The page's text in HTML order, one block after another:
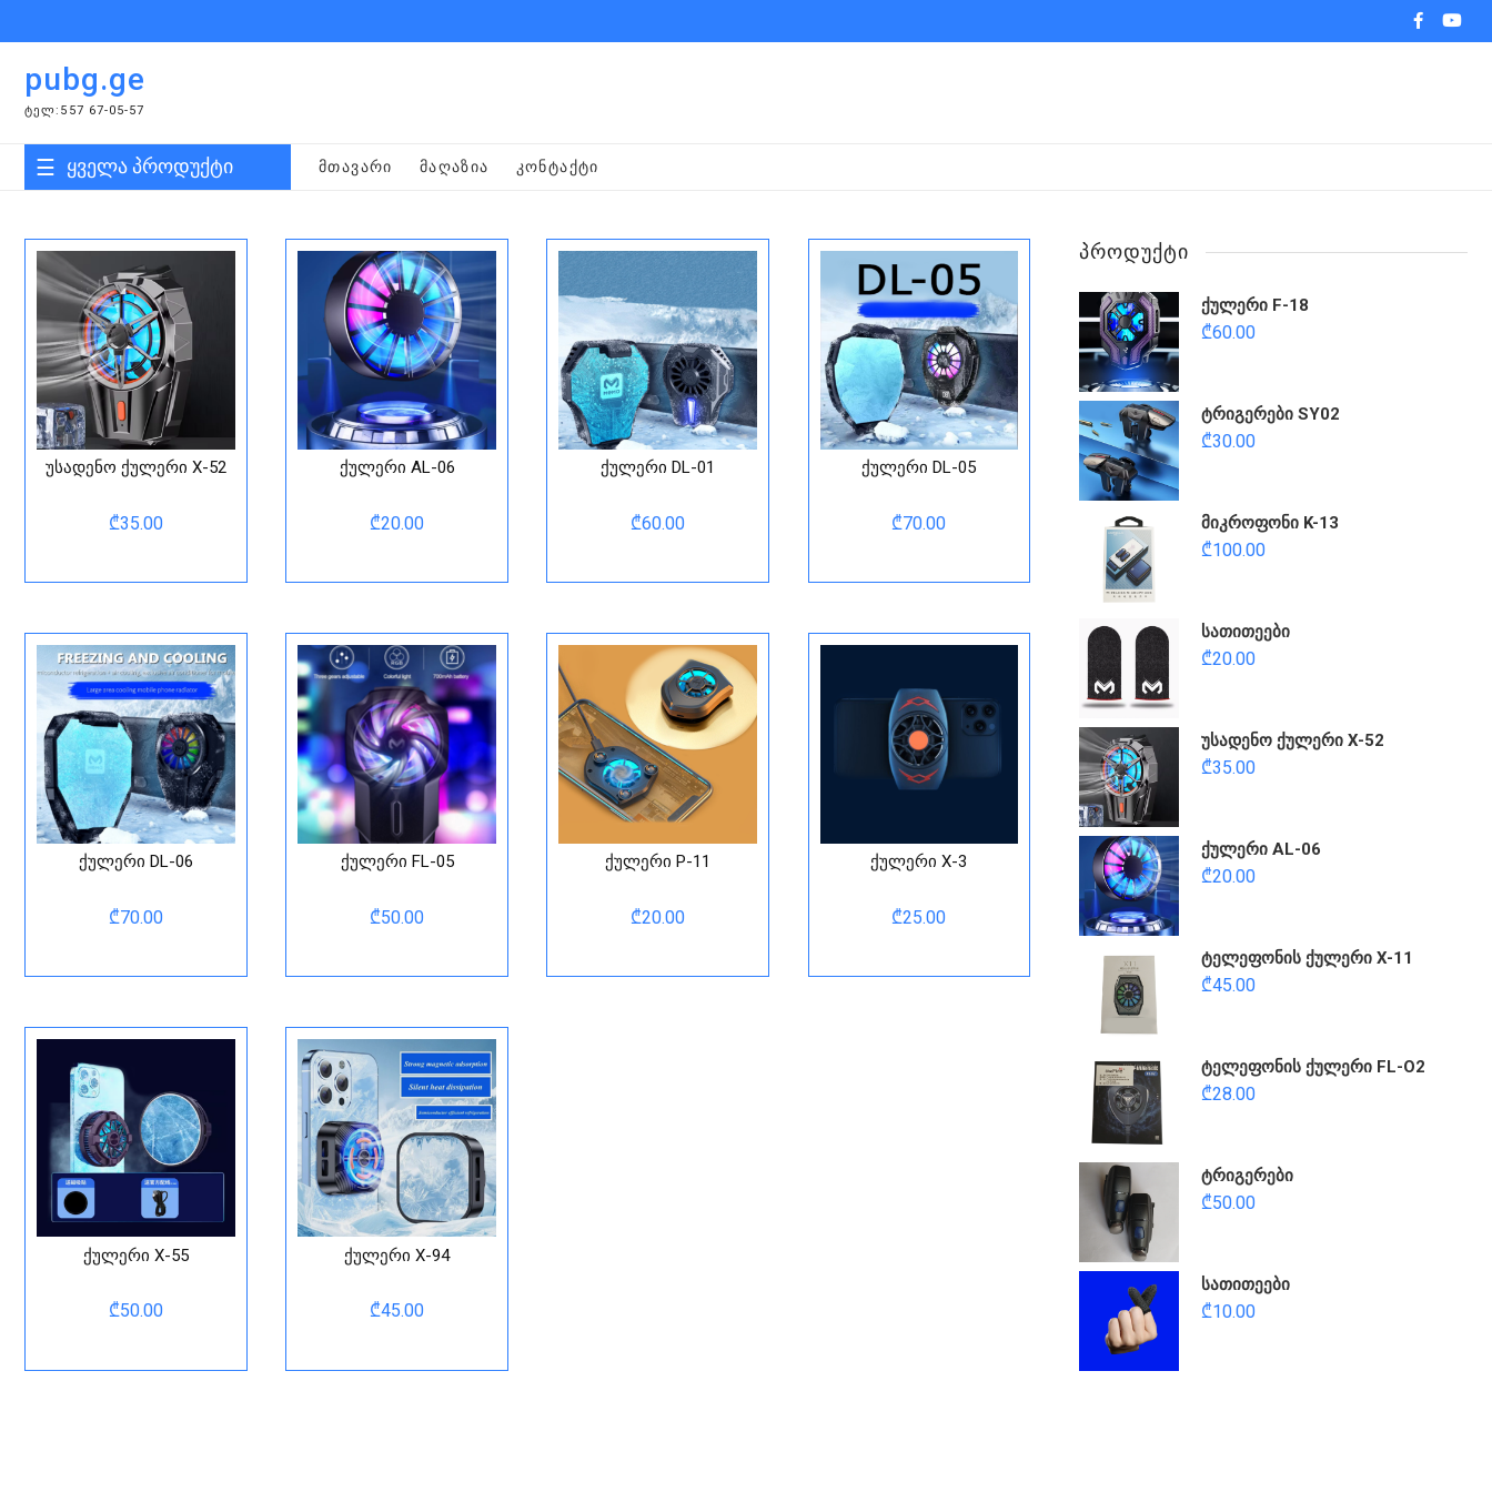
to
facebook
pubg.ge
ᲢᲔᲚ:557 67-05-57
ყველა პროდუქტი ᲛᲗᲐᲕᲐᲠᲘ ᲛᲐᲦᲐᲖᲘᲐ ᲙᲝᲜᲢᲐᲥᲢᲘ
უსადენო ქულერი X-52
₾35.00
ქულერი AL-06
₾20.00
ქულერი DL-01
₾60.00
ქულერი DL-05
₾70.00
ქულერი DL-06
₾70.00
ქულერი FL-05
₾50.00
ქულერი P-11
₾20.00
ქულერი X-3
₾25.00
ქულერი X-55
₾50.00
ქულერი X-94
₾45.00
ᲞᲠᲝᲓᲣᲥᲢᲘ
ქულერი F-18
₾60.00
ტრიგერები SY02
₾30.00
მიკროფონი K-13
₾100.00
სათითეები
₾20.00
უსადენო ქულერი X-52
₾35.00
ქულერი AL-06
₾20.00
ტელეფონის ქულერი X-11
₾45.00
ტელეფონის ქულერი FL-O2
₾28.00
ტრიგერები
₾50.00
სათითეები
₾10.00